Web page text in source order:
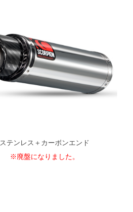
ステンレス＋カーボンエンド
※廃盤になりました。